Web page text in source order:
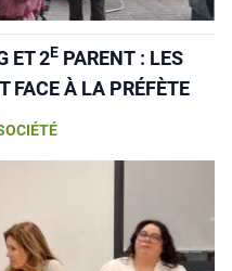
ET 2E PARENT : LES
FACE À LA PRÉFÈTE